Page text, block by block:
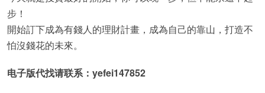
步！
開始訂下成為有錢人的理財計畫，成為自己的靠山，打造不
怕沒錢花的未來。
电子版代找请联系：yefei147852